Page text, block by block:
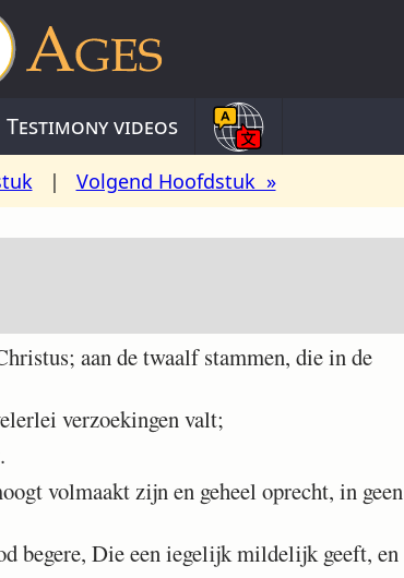
Testimony videos
| Volgend Hoofdstuk »
aan de twaalf stammen, die in de
verzoekingen valt;
volmaakt zijn en geheel oprecht, in geen
begere, Die een iegelijk mildelijk geeft, en